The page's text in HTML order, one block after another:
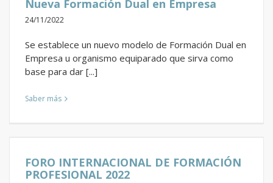
Nueva Formación Dual en Empresa
24/11/2022
Se establece un nuevo modelo de Formación Dual en
Empresa u organismo equiparado que sirva como
base para dar [...]
Saber más
FORO INTERNACIONAL DE FORMACIÓN
PROFESIONAL 2022